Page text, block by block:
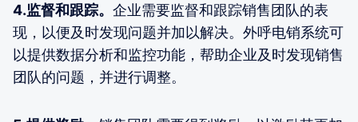
4.监督和跟踪。 企业需要监督和跟踪销售团队的表
现，以便及时发现问题并加以解决。外呼电销系统可
以提供数据分析和监控功能，帮助企业及时发现销售
团队的问题，并进行调整。